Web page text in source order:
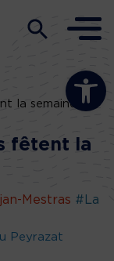
Ouvrir la
la semaine de
fêtent la
Mestras #La
Peyrazat